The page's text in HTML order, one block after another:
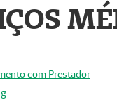
com Prestador